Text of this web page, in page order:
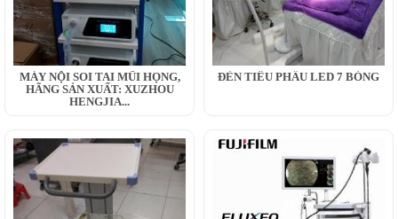
MÁY NỘI SOI TAI MŨI HỌNG,
HÃNG SẢN XUẤT: XUZHOU
HENGJIA...
ĐÈN TIỂU PHẪU LED 7 BÓNG